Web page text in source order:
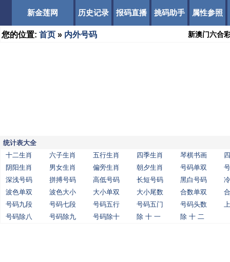
新金莲网 历史记录 报码直播 挑码助手 属性参照
您的位置: 首页 » 内外号码 新澳门六合
统计表大全
十二生肖
六子生肖 五行生肖 四季生肖 琴棋书画
阴阳生肖
男女生肖 偏旁生肖 朝夕生肖 号码单双
深浅号码
拼搏号码 高低号码 长短号码 黑白号码
波色单双
波色大小 大小单双 大小尾数 合数单双
号码九段
号码七段 号码五行 号码五门 号码头数
号码除八
号码除九 号码除十 除 十 一 除 十 二